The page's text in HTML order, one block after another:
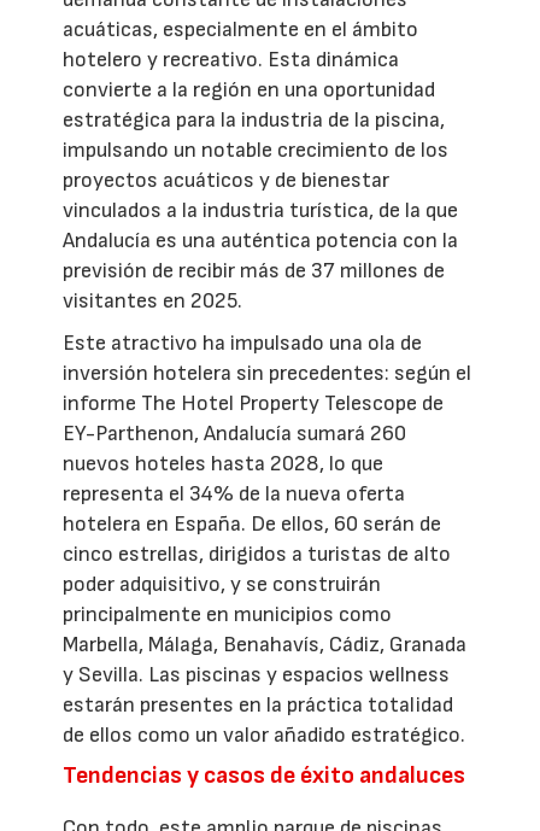
acuáticas, especialmente en el ámbito
hotelero y recreativo. Esta dinámica
convierte a la región en una oportunidad
estratégica para la industria de la piscina,
impulsando un notable crecimiento de los
proyectos acuáticos y de bienestar
vinculados a la industria turística, de la que
Andalucía es una auténtica potencia con la
previsión de recibir más de 37 millones de
visitantes en 2025.
Este atractivo ha impulsado una ola de
inversión hotelera sin precedentes: según el
informe The Hotel Property Telescope de
EY-Parthenon, Andalucía sumará 260
nuevos hoteles hasta 2028, lo que
representa el 34% de la nueva oferta
hotelera en España. De ellos, 60 serán de
cinco estrellas, dirigidos a turistas de alto
poder adquisitivo, y se construirán
principalmente en municipios como
Marbella, Málaga, Benahavís, Cádiz, Granada
y Sevilla. Las piscinas y espacios wellness
estarán presentes en la práctica totalidad
de ellos como un valor añadido estratégico.
Tendencias y casos de éxito andaluces